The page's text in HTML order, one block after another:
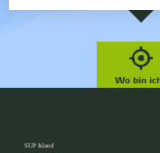
Wo bin
SUP Island